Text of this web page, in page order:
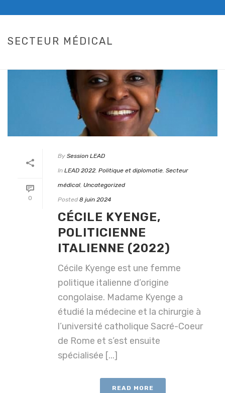
SECTEUR MÉDICAL
0
By Session LEAD
In LEAD 2022, Politique et diplomatie, Secteur
médical, Uncategorized
Posted 8 juin 2024
CÉCILE KYENGE,
POLITICIENNE
ITALIENNE (2022)
Cécile Kyenge est une femme
politique italienne d’origine
congolaise. Madame Kyenge a
étudié la médecine et la chirurgie à
l’université catholique Sacré-Coeur
de Rome et s’est ensuite
spécialisée [...]
READ MORE